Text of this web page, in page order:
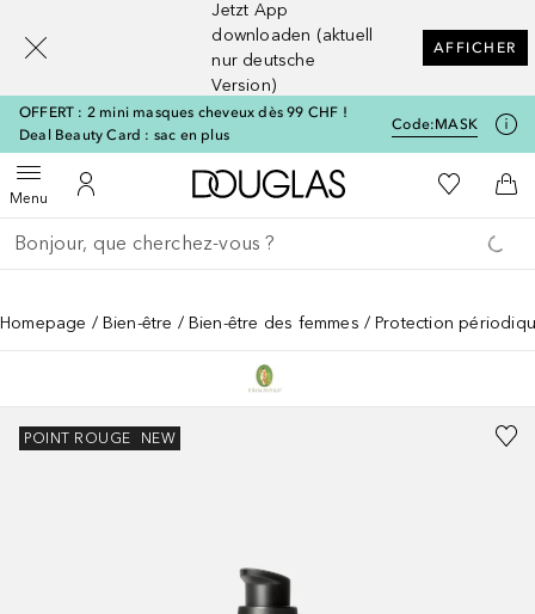
Jetzt App
downloaden (aktuell
nur deutsche
Version)
AFFICHER
OFFERT : 2 mini masques cheveux dès 99 CHF !
Deal Beauty Card : sac en plus
Code:MASK
MenuOuvrir le menuVers Mon Compte
Vers l'accueil Douglas
Vers Ma
Retourner
Exécuter la recherche
Homepage Bien-être Bien-être des femmes Protection
NEW
POINT ROUGE
[navigation.slideout.screenreader]